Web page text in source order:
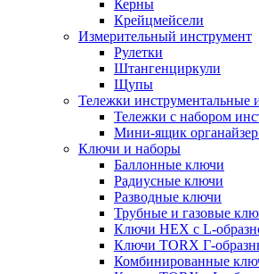
Керны
Крейцмейсели
Измерительный инструмент
Рулетки
Штангенциркули
Щупы
Тележки инструментальные
Тележки с набором
Мини-ящик
Ключи и наборы
Баллонные ключи
Радиусные ключи
Разводные ключи
Трубные и газовые
Ключи HEX с L-
Ключи TORX Г-
Комбинированные